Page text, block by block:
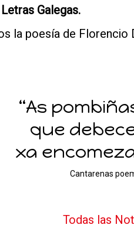
Galegas.
la poesía de Florencio
“As
que
xa
Cantarenas
Todas las